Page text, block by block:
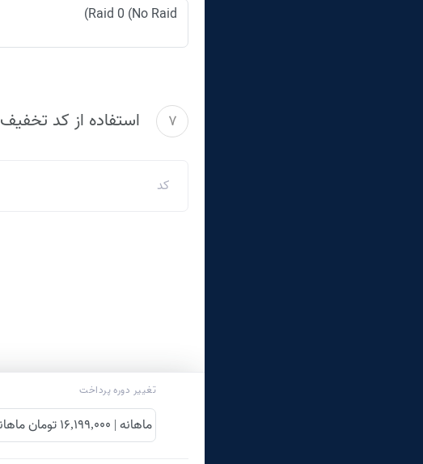
7 استفاده از کد تخفیف
تغییر دوره پرداخت